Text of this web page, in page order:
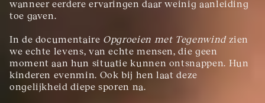
wanneer eerdere ervaringen daar weinig aanleiding
toe gaven.
In de documentaire Opgroeien met Tegenwind zien
we echte levens, van echte mensen, die geen
moment aan hun situatie kunnen ontsnappen. Hun
kinderen evenmin. Ook bij hen laat deze
ongelijkheid diepe sporen na.